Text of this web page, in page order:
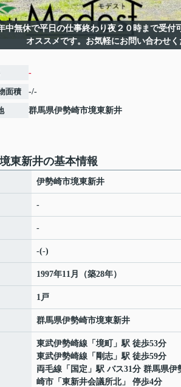
中無休で平日の仕事終わり夜２０時まで受付
オススメです。お気軽にお問い合わせく
-
面積 -/-
群馬県伊勢崎市境東新井
東新井の基本情報
伊勢崎市境東新井
-
-
-(-)
1997年11月（築28年）
1戸
群馬県伊勢崎市境東新井
東武伊勢崎線 「 境町
」駅 徒歩53分
東武伊勢崎線 「 剛志」駅 徒歩59分
両毛線 「 国定 」駅 バス31分 群馬県伊
崎市「東新井会議所北」 停歩4分